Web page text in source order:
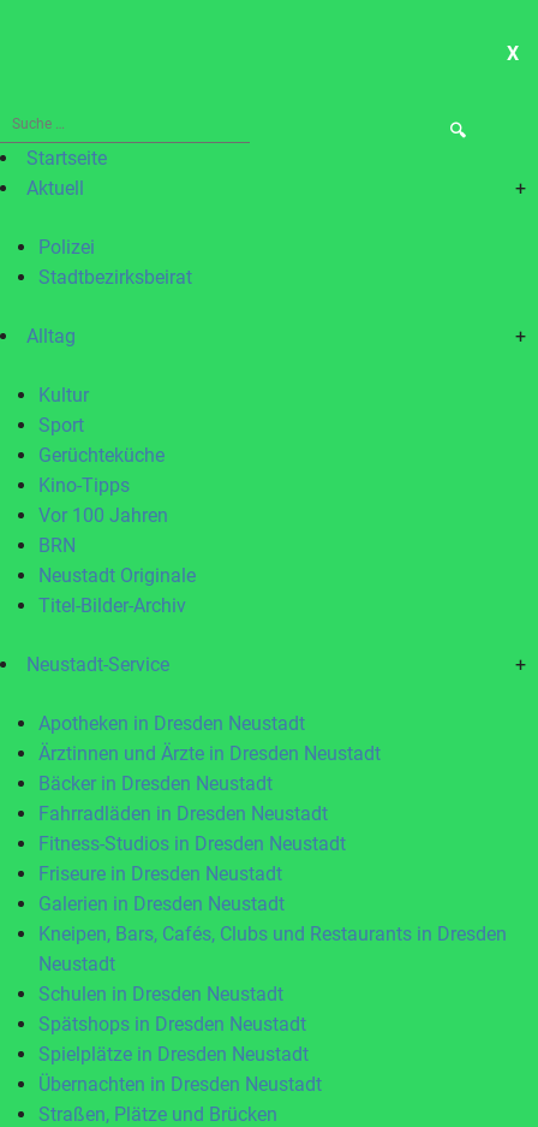
X
Suche
nach:Startseite
Aktuell
+
Polizei
Stadtbezirksbeirat
Alltag +
Kultur
Sport
Gerüchteküche
Kino-Tipps
Vor 100 Jahren
BRN
Neustadt Originale
Titel-Bilder-Archiv
Neustadt-Service +
Apotheken in Dresden Neustadt
Ärztinnen und Ärzte in Dresden Neustadt
Bäcker in Dresden Neustadt
Fahrradläden in Dresden Neustadt
Fitness-Studios in Dresden Neustadt
Friseure in Dresden Neustadt
Galerien in Dresden Neustadt
Kneipen, Bars, Cafés, Clubs und Restaurants in Dresden
Neustadt
Schulen in Dresden Neustadt
Spätshops in Dresden Neustadt
Spielplätze in Dresden Neustadt
Übernachten in Dresden Neustadt
Straßen, Plätze und Brücken